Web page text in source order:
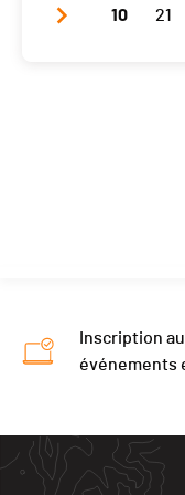
Vélo
10 21
Inscription
événements